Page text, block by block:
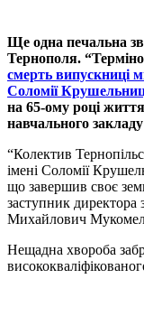
Ще одна печальна
Тернополя.
смерть випускниці
Соломії
на 65-ому році
навчального
“Колектив
імені Соломії
що завершив своє
заступник
Михайлович
Нещадна хвороба